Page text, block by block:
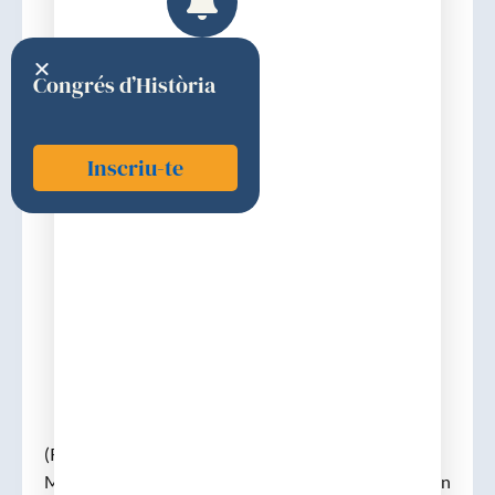
(Reus, 18-3-1922 – B. 15-2-2005). doctor en
Medicina, especialista en farmacologia. Va treballar en
Congrés d’Història
Inscriu-te